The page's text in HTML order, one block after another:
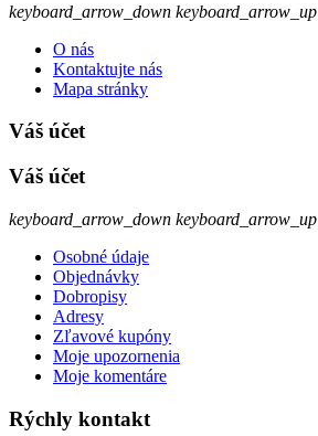
keyboard_arrow_down keyboard_arrow_up
O nás
Kontaktujte nás
Mapa stránky
Váš účet
Váš účet
keyboard_arrow_down keyboard_arrow_up
Osobné údaje
Objednávky
Dobropisy
Adresy
Zľavové kupóny
Moje upozornenia
Moje komentáre
Rýchly kontakt